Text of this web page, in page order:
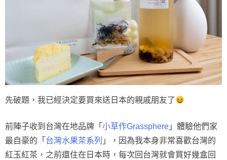
先破題，我已經決定要買來送日本的親戚朋友了
前陣子收到台灣在地品牌「 小草作Grassphere 」體驗他們家
最自豪的「 台灣水果茶系列 」，因為我本身非常喜歡台灣的
紅玉紅茶，之前還住在日本時，每次回台灣就會買好幾盒回